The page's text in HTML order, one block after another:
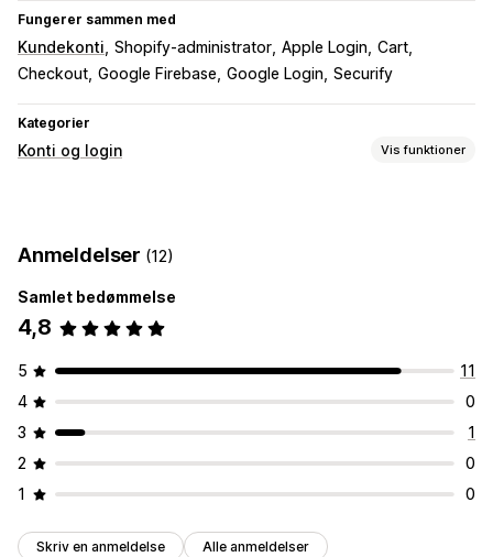
Fungerer sammen med
Kundekonti Shopify-administrator Apple Login Cart
Checkout Google Firebase Google Login Securify
Kategorier
Konti og login Vis funktioner
Mailverificering SMS-verificering
Engangsadgangskode (OTP)
Kontostyring
Adgangskontrol
Begræns adgang Lås sider Tilpassede regler
Anmeldelser (12)
Samlet bedømmelse
4,8
5
11
4
0
3
1
2
0
1
0
Skriv en anmeldelse Alle anmeldelser